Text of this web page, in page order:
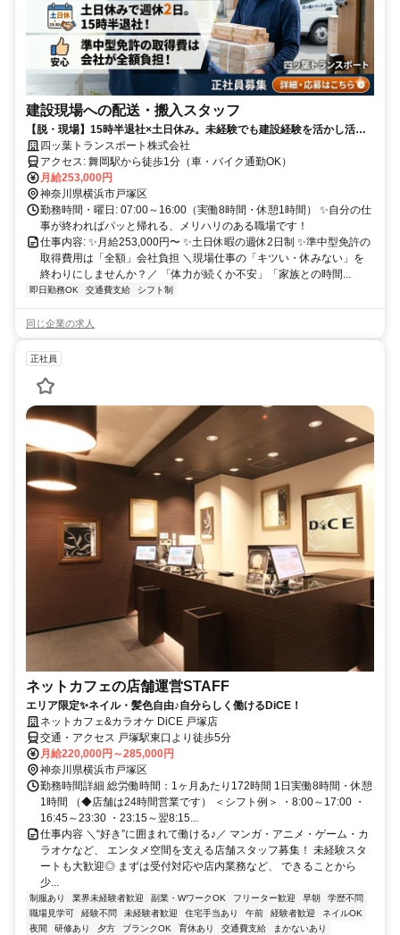
建設現場への配送・搬入スタッフ
【脱・現場】15時半退社×土日休み。未経験でも建設経験を活かし活躍
できます
四ッ葉トランスポート株式会社
アクセス: 舞岡駅から徒歩1分（車・バイク通勤OK）
月給253,000円
神奈川県横浜市戸塚区
勤務時間・曜日: 07:00～16:00（実働8時間・休憩1時間） ✨自分の仕
事が終わればパッと帰れる、メリハリのある職場です！
仕事内容: ✨月給253,000円〜 ✨土日休暇の週休2日制 ✨準中型免許の
取得費用は「全額」会社負担 ＼現場仕事の「キツい・休みない」を
終わりにしませんか？／ 「体力が続くか不安」「家族との時間...
即日勤務OK 交通費支給 シフト制
同じ企業の求人
正社員
ネットカフェの店舗運営STAFF
エリア限定✨ネイル・髪色自由♪自分らしく働けるDiCE！
ネットカフェ&カラオケ DiCE 戸塚店
交通・アクセス 戸塚駅東口より徒歩5分
月給220,000円～285,000円
神奈川県横浜市戸塚区
勤務時間詳細 総労働時間：1ヶ月あたり172時間 1日実働8時間・休憩
1時間 （◆店舗は24時間営業です） ＜シフト例＞ ・8:00～17:00 ・
16:45～23:30 ・23:15～翌8:15...
仕事内容 ＼“好き”に囲まれて働ける♪／ マンガ・アニメ・ゲーム・カ
ラオケなど、 エンタメ空間を支える店舗スタッフ募集！ 未経験スタ
ートも大歓迎◎ まずは受付対応や店内業務など、 できることから
少...
制服あり 業界未経験者歓迎 副業・WワークOK フリーター歓迎 早朝
学歴不問
職場見学可
経験不問 未経験者歓迎 住宅手当あり 午前 経験者歓迎
ネイルOK
夜間
研修あり 夕方 ブランクOK 育休あり 交通費支給 まかないあり